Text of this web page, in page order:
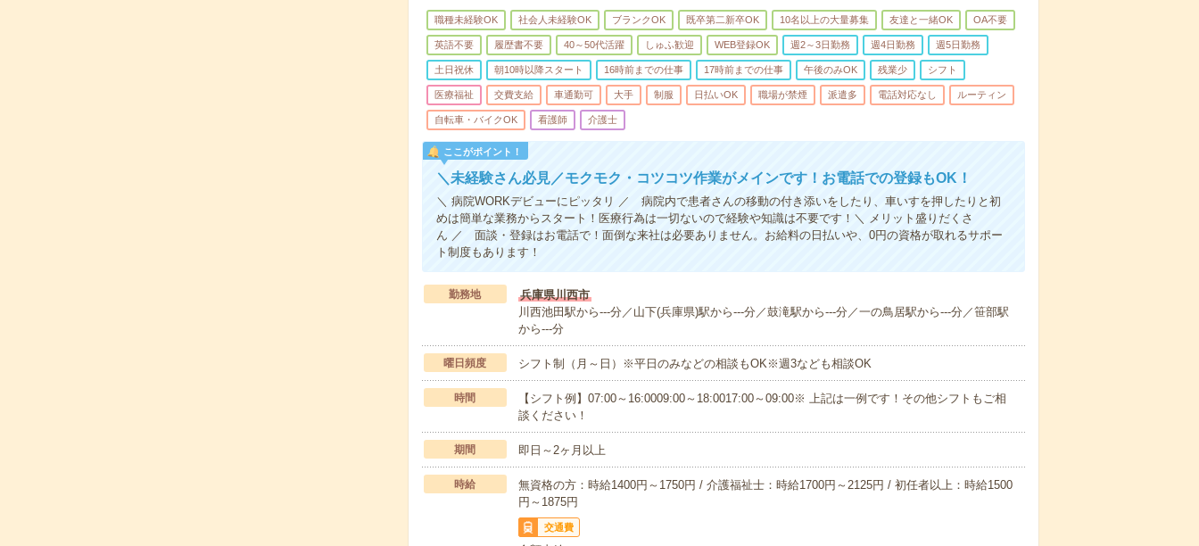
職種未経験OK 社会人未経験OK ブランクOK 既卒第二新卒OK 10名以上の大量募集 友達と一緒OK OA不要
英語不要 履歴書不要 40～50代活躍 しゅふ歓迎 WEB登録OK 週2～3日勤務 週4日勤務 週5日勤務
土日祝休 朝10時以降スタート 16時前までの仕事 17時前までの仕事 午後のみOK 残業少 シフト
医療福祉 交費支給 車通勤可 大手 制服 日払いOK 職場が禁煙 派遣多 電話対応なし ルーティン
自転車・バイクOK 看護師 介護士
ここがポイント！
＼未経験さん必見／モクモク・コツコツ作業がメインです！お電話での登録もOK！
＼ 病院WORKデビューにピッタリ ／ 病院内で患者さんの移動の付き添いをしたり、車いすを押したりと初
めは簡単な業務からスタート！医療行為は一切ないので経験や知識は不要です！＼ メリット盛りだくさ
ん ／ 面談・登録はお電話で！面倒な来社は必要ありません。お給料の日払いや、0円の資格が取れるサポー
ト制度もあります！
勤務地
兵庫県川西市
川西池田駅から---分／山下(兵庫県)駅から---分／鼓滝駅から---分／一の鳥居駅から---分／笹部駅
から---分
曜日頻度 シフト制（月～日）※平日のみなどの相談もOK※週3なども相談OK
時間
【シフト例】07:00～16:0009:00～18:0017:00～09:00※ 上記は一例です！その他シフトもご相
談ください！
期間 即日～2ヶ月以上
時給
無資格の方：時給1400円～1750円 / 介護福祉士：時給1700円～2125円 / 初任者以上：時給1500
円～1875円
交通費